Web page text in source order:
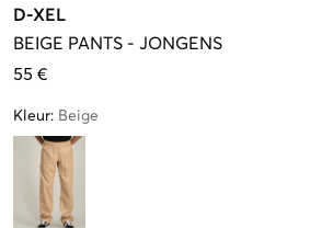
D-XEL
BEIGE PANTS - JONGENS
55 €
Kleur: Beige